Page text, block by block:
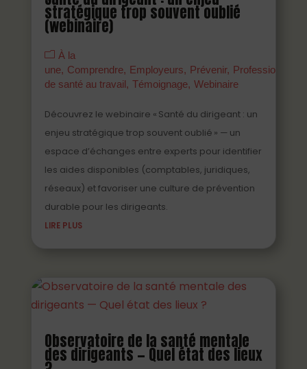
stratégique trop souvent oublié
(webinaire)
À la
une
Comprendre Employeurs Prévenir
Professionnels
de santé au travail Témoignage Webinaire
Découvrez le webinaire « Santé du dirigeant : un
enjeu stratégique trop souvent oublié » — un
espace d’échanges entre experts pour identifier
les aides disponibles (comptables, juridiques,
réseaux) et favoriser une culture de prévention
durable pour les dirigeants.
LIRE PLUS
Observatoire de la santé mentale
des dirigeants — Quel état des lieux